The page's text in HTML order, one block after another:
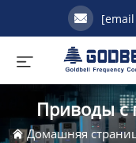
Приводы с
Домашняя